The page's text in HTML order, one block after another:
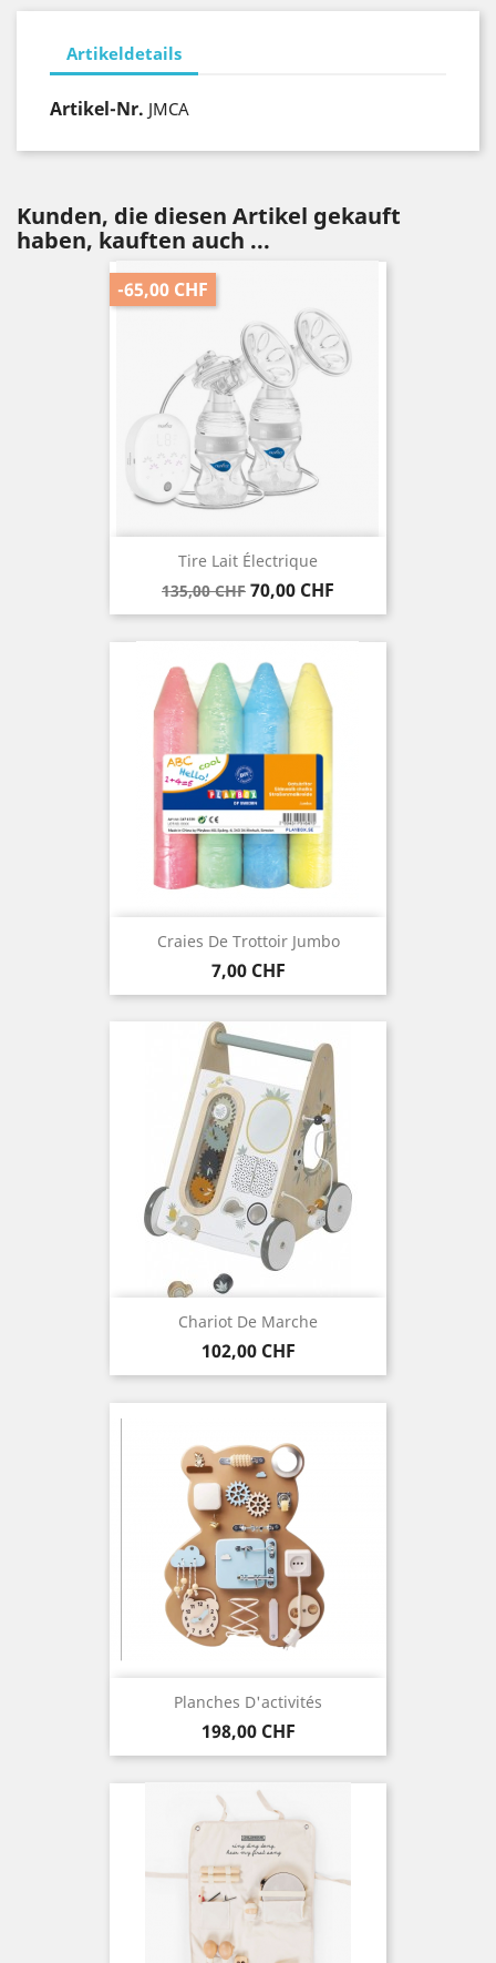
Artikeldetails
Artikel-Nr. JMCA
Kunden, die diesen Artikel gekauft
haben, kauften auch ...
Tire Lait Électrique
Verkaufspreis
135,00 CHF Preis
70,00 CHF
-65,00 CHF
Craies De Trottoir Jumbo
Preis
7,00 CHF
Chariot De Marche
Preis
102,00 CHF
Planches D'activités
Preis
198,00 CHF